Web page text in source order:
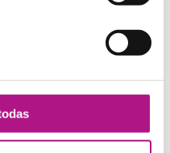
, etc.), el
después del auxiliar o
Esta regla ayuda